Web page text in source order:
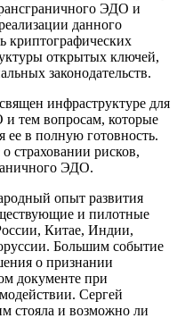
ЭДО и
данного
криптографических
открытых ключей,
законодательств.
инфраструктуре для
и тем вопросам, которые
ее в полную готовность.
страховании рисков,
ЭДО.
опыт развития
и пилотные
Китае, Индии,
Большим событие
о признании
документе при
Сергей
стояла и возможно ли